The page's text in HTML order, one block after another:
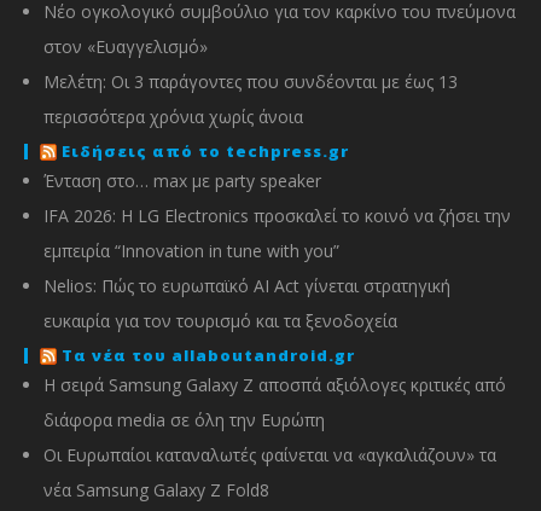
Νέο ογκολογικό συμβούλιο για τον καρκίνο του πνεύμονα
στον «Ευαγγελισμό»
Μελέτη: Οι 3 παράγοντες που συνδέονται με έως 13
περισσότερα χρόνια χωρίς άνοια
Ειδήσεις από το techpress.gr
Ένταση στο… max με party speaker
IFA 2026: Η LG Electronics προσκαλεί το κοινό να ζήσει την
εμπειρία “Innovation in tune with you”
Nelios: Πώς το ευρωπαϊκό AI Act γίνεται στρατηγική
ευκαιρία για τον τουρισμό και τα ξενοδοχεία
Τα νέα του allaboutandroid.gr
Η σειρά Samsung Galaxy Z αποσπά αξιόλογες κριτικές από
διάφορα media σε όλη την Ευρώπη
Οι Ευρωπαίοι καταναλωτές φαίνεται να «αγκαλιάζουν» τα
νέα Samsung Galaxy Z Fold8